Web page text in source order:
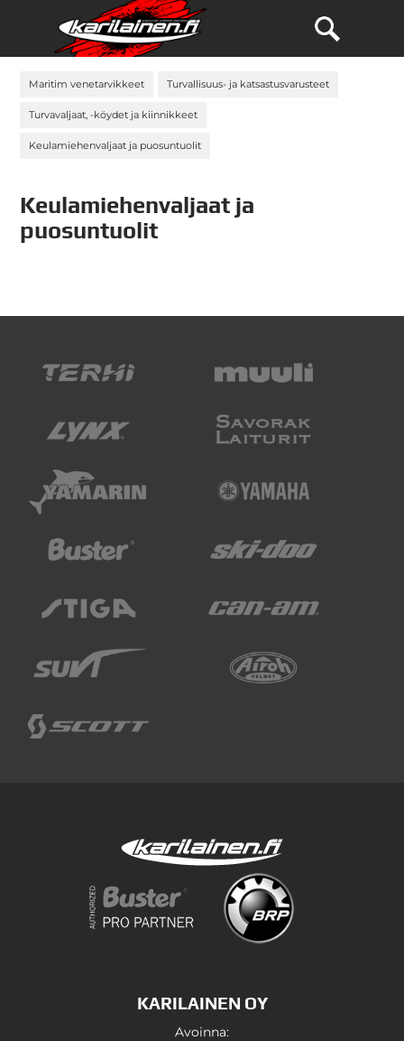
Maritim venetarvikkeet Turvallisuus- ja katsastusvarusteet
Turvavaljaat, -köydet ja kiinnikkeet
Keulamiehenvaljaat ja puosuntuolit
Keulamiehenvaljaat ja
puosuntuolit
KARILAINEN OY
Avoinna: